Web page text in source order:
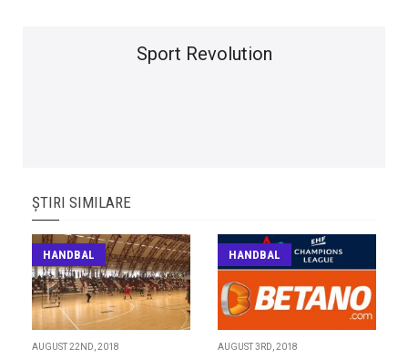
Sport Revolution
ȘTIRI SIMILARE
HANDBAL
AUGUST 22ND, 2018
HANDBAL
AUGUST 3RD, 2018